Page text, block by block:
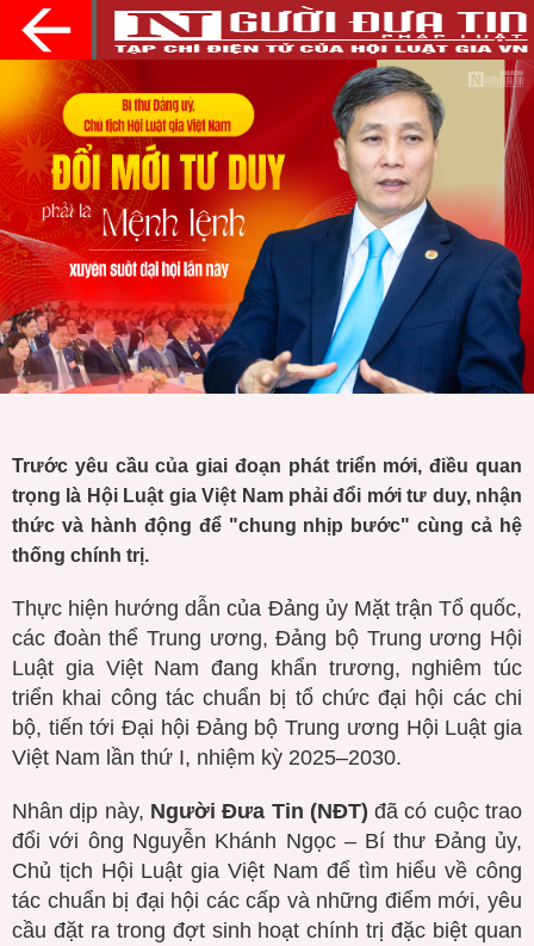
Trước yêu cầu của giai đoạn phát triển mới, điều quan
trọng là Hội Luật gia Việt Nam phải đổi mới tư duy, nhận
thức và hành động để "chung nhịp bước" cùng cả hệ
thống chính trị.
Thực hiện hướng dẫn của Đảng ủy Mặt trận Tổ quốc,
các đoàn thể Trung ương, Đảng bộ Trung ương Hội
Luật gia Việt Nam đang khẩn trương, nghiêm túc
triển khai công tác chuẩn bị tổ chức đại hội các chi
bộ, tiến tới Đại hội Đảng bộ Trung ương Hội Luật gia
Việt Nam lần thứ I, nhiệm kỳ 2025–2030.
Nhân dịp này, Người Đưa Tin (NĐT) đã có cuộc trao
đổi với ông Nguyễn Khánh Ngọc – Bí thư Đảng ủy,
Chủ tịch Hội Luật gia Việt Nam để tìm hiểu về công
tác chuẩn bị đại hội các cấp và những điểm mới, yêu
cầu đặt ra trong đợt sinh hoạt chính trị đặc biệt quan